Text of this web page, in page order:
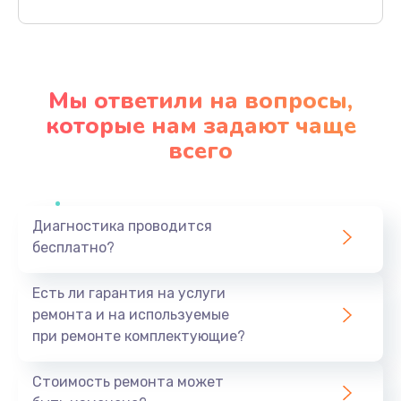
Заказать
Профилактическая чистка
Заказать
1440 руб.
Мы ответили на вопросы,
которые нам задают чаще
всего
Диагностика проводится
бесплатно?
Есть ли гарантия на услуги
ремонта и на используемые
при ремонте комплектующие?
Стоимость ремонта может